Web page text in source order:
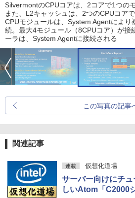
SilvermontのCPUコアは、2コアで1つの
また、L2キャッシュは、2つのCPUコア
CPUモジュールは、System Agentにより
続。最大4モジュール（8CPUコア）が接
ーラは、System Agentに接続される
この写真の記事
関連記事
連載 仮想化道場
サーバー向けにチ
しいAtom「C2000